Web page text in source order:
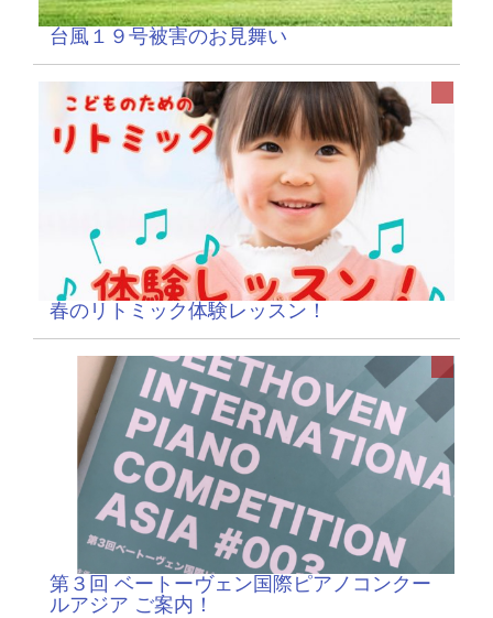
台風１９号被害のお見舞い
春のリトミック体験レッスン！
第３回 ベートーヴェン国際ピアノコンクー
ルアジア ご案内！